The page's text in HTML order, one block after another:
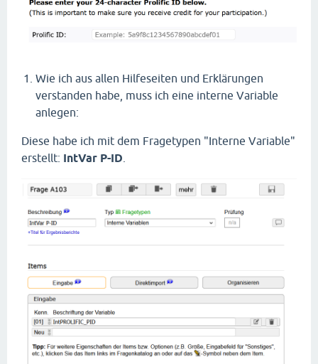
Wie ich aus allen Hilfeseiten und Erklärungen
verstanden habe, muss ich eine interne Variable
anlegen:
Diese habe ich mit dem Fragetypen "Interne Variable"
erstellt: IntVar P-ID